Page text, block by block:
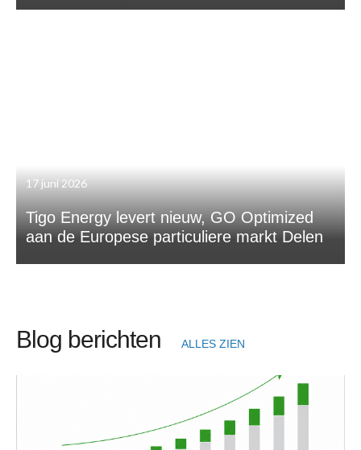
17 juni 2026
Tigo Energy levert nieuw, GO Optimized
aan de Europese particuliere markt Delen
Blog berichten ALLES ZIEN